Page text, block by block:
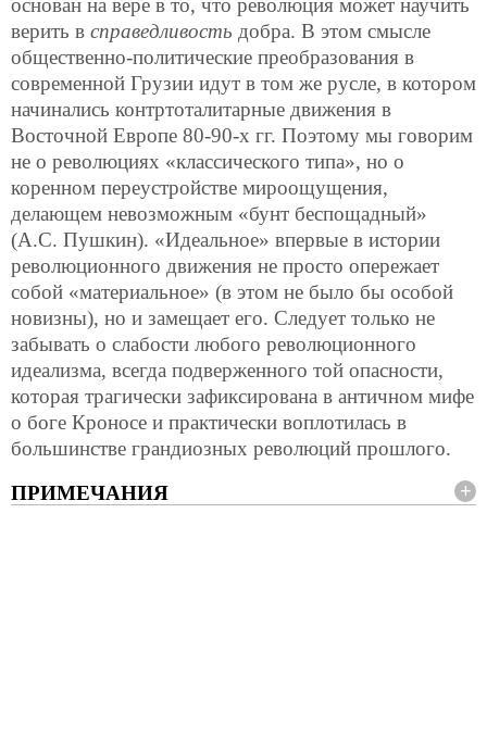
основан на вере в то, что революция может научить
верить в справедливость добра. В этом смысле
общественно-политические преобразования в
современной Грузии идут в том же русле, в котором
начинались контртоталитарные движения в
Восточной Европе 80-90-х гг. Поэтому мы говорим
не о революциях «классического типа», но о
коренном переустройстве мироощущения,
делающем невозможным «бунт беспощадный»
(А.С. Пушкин). «Идеальное» впервые в истории
революционного движения не просто опережает
собой «материальное» (в этом не было бы особой
новизны), но и замещает его. Следует только не
забывать о слабости любого революционного
идеализма, всегда подверженного той опасности,
которая трагически зафиксирована в античном мифе
о боге Кроносе и практически воплотилась в
большинстве грандиозных революций прошлого.
ПРИМЕЧАНИЯ